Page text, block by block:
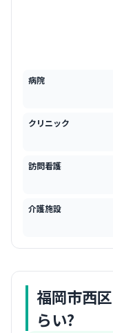
病院
クリニック
訪問看護
介護施設
福岡市西区
らい?